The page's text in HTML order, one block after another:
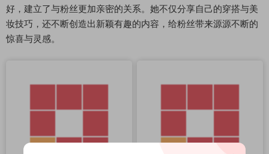
好，建立了与粉丝更加亲密的关系。她不仅分享自己的穿搭与美
妆技巧，还不断创造出新颖有趣的内容，给粉丝带来源源不断的
惊喜与灵感。